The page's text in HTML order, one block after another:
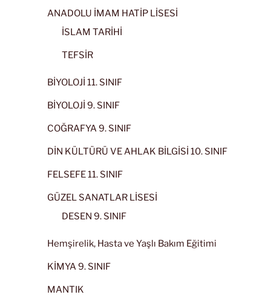
ANADOLU İMAM HATİP LİSESİ
İSLAM TARİHİ
TEFSİR
BİYOLOJİ 11. SINIF
BİYOLOJİ 9. SINIF
COĞRAFYA 9. SINIF
DİN KÜLTÜRÜ VE AHLAK BİLGİSİ 10. SINIF
FELSEFE 11. SINIF
GÜZEL SANATLAR LİSESİ
DESEN 9. SINIF
Hemşirelik, Hasta ve Yaşlı Bakım Eğitimi
KİMYA 9. SINIF
MANTIK